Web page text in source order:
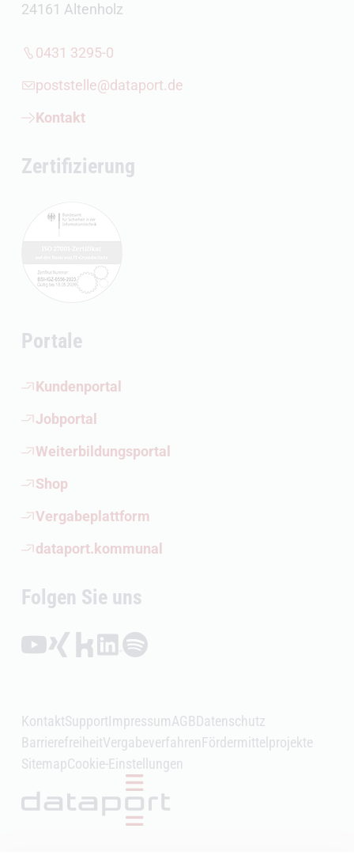
24161 Altenholz
0431 3295-0
poststelle@dataport.de
Kontakt
Zertifizierung
Portale
Kundenportal
(Öffnet externen Link)
Jobportal
(Öffnet externen Link)
Weiterbildungsportal
(Öffnet externen Link)
Shop
(Öffnet externen Link)
Vergabeplattform
(Öffnet externen Link)
dataport.kommunal
(Öffnet externen Link)
Folgen Sie uns
Folgen auf YouTube (Öffnet externen Link)
Folgen auf Xing (Öffnet externen Link)
Folgen auf Kununu (Öffnet externen Link)
Folgen auf LinkedIn (Öffnet externen Link)
Folgen auf Spotify (Öffnet externen Link)
KontaktSupportImpressumAGBDatenschutz
BarrierefreiheitVergabeverfahrenFördermittelprojekte
SitemapCookie-Einstellungen